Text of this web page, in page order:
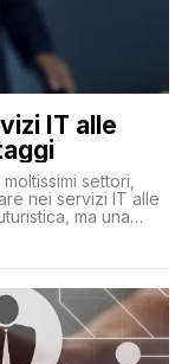
IT alle
settori,
nei servizi IT alle
ma una
significativo in